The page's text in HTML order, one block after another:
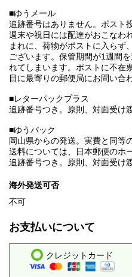
■ゆうメール
追跡番号はありません。ポスト
週末や祝日には配達がおこなわ
まれに、荷物がポストに入らず
ございます。保管期間が1週間
れてしまいます。ポストに不在
目に最寄りの郵便局にお問い合
■レターパックプラス
追跡番号つき。原則、対面受け
■ゆうパック
岡山県からの発送。実費と同等
送料については、日本郵便のホ
追跡番号つき。原則、対面受け
海外発送可否
不可
お支払いについて
クレジットカード